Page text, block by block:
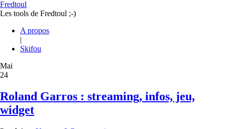
Fredtoul
Les tools de Fredtoul ;-)
A propos
|
Skifou
Mai
24
Roland Garros : streaming, infos, jeu,
widget